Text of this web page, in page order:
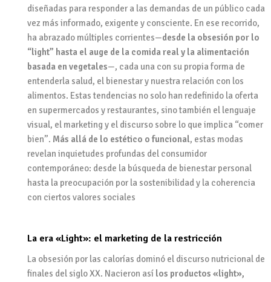
diseñadas para responder a las demandas de un público cada
vez más informado, exigente y consciente. En ese recorrido,
ha abrazado múltiples corrientes—desde la obsesión por lo
“light” hasta el auge de la comida real y la alimentación
basada en vegetales—, cada una con su propia forma de
entenderla salud, el bienestar y nuestra relación con los
alimentos. Estas tendencias no solo han redefinido la oferta
en supermercados y restaurantes, sino también el lenguaje
visual, el marketing y el discurso sobre lo que implica “comer
bien”. Más allá de lo estético o funcional, estas modas
revelan inquietudes profundas del consumidor
contemporáneo: desde la búsqueda de bienestar personal
hasta la preocupación por la sostenibilidad y la coherencia
con ciertos valores sociales
La era «Light»: el marketing de la restricción
La obsesión por las calorías dominó el discurso nutricional de
finales del siglo XX. Nacieron así los productos «light»,